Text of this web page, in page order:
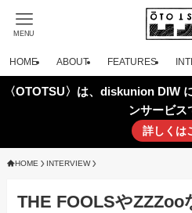
MENU
HOME ABOUT FEATURES
〈OTOTSU〉は、diskunion DIW
ンサービス
詳しくは
HOME INTERVIEW
THE FOOLSやZZZoo